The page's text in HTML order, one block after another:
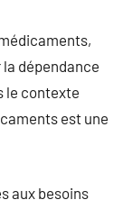
dépendance
le contexte
est une
aux besoins